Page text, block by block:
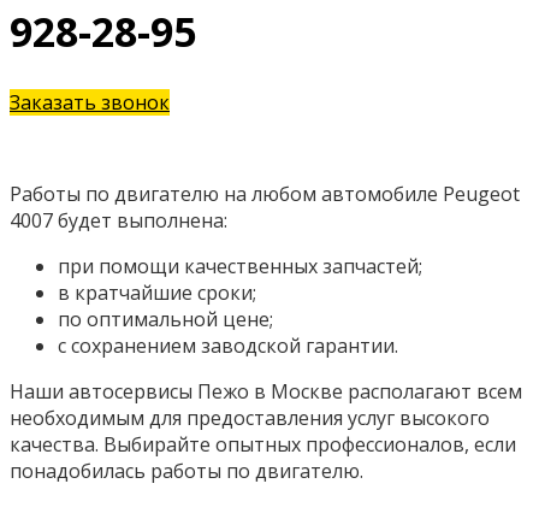
928-28-95
Заказать звонок
Работы по двигателю на любом автомобиле Peugeot
4007 будет выполнена:
при помощи качественных запчастей;
в кратчайшие сроки;
по оптимальной цене;
с сохранением заводской гарантии.
Наши автосервисы Пежо в Москве располагают всем
необходимым для предоставления услуг высокого
качества. Выбирайте опытных профессионалов, если
понадобилась работы по двигателю.